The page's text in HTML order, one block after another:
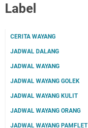
Label
CERITA WAYANG
JADWAL DALANG
JADWAL WAYANG
JADWAL WAYANG GOLEK
JADWAL WAYANG KULIT
JADWAL WAYANG ORANG
JADWAL WAYANG PAMFLET